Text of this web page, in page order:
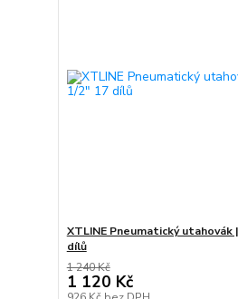
XTLINE Pneumatický utahovák
dílů
1 240 Kč
1 120 Kč